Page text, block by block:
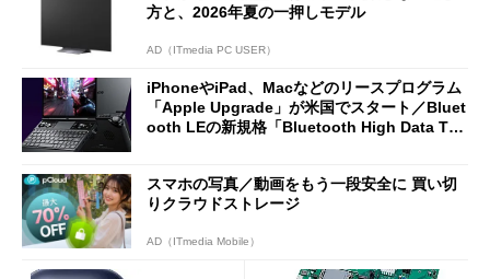
方と、2026年夏の一押しモデル
AD（ITmedia PC USER）
iPhoneやiPad、Macなどのリースプログラム
「Apple Upgrade」が米国でスタート／Bluet
ooth LEの新規格「Bluetooth High Data Thr
スマホの写真／動画をもう一段安全に 買い切
りクラウドストレージ
AD（ITmedia Mobile）